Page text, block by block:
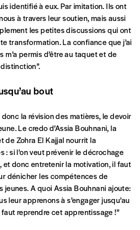
à l'Imag
(livraison uniquement
au numéro
(livraison en Belgique
identifié à eux. Par imitation. Ils ont
à travers leur soutien, mais aussi
les petites discussions qui ont
transformation. La confiance que j’ai
m’a permis d’être au taquet et de
bout
donc la révision des matières, le devoir
Le credo d’Assia Bouhnani, la
Zohra El Kajjal nourrit la
si l’on veut prévenir le décrochage
et donc entretenir la motivation, il faut
dénicher les compétences de
A quoi Assia Bouhnani ajoute:
leur apprenons à s’engager jusqu’au
reprendre cet apprentissage !”